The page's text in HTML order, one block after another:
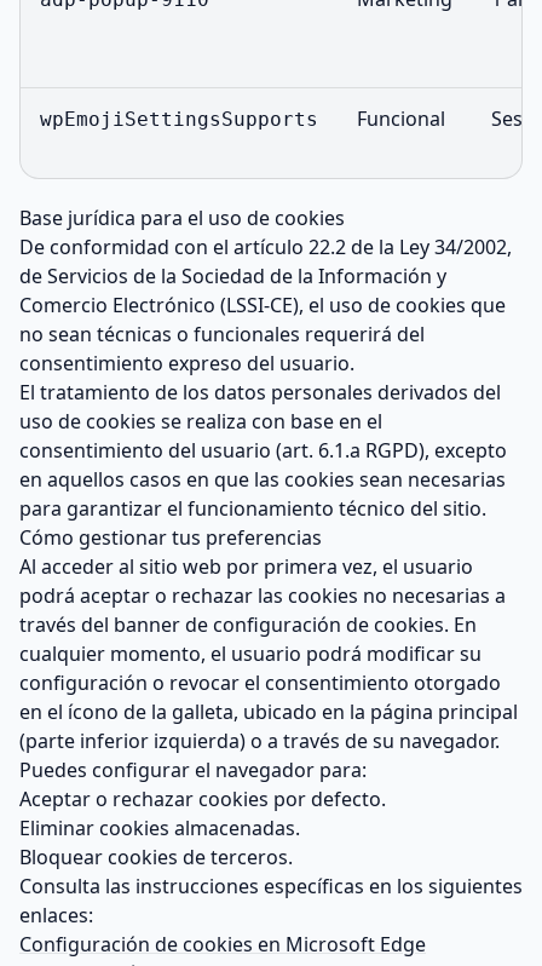
wpEmojiSettingsSupports Funcional
Base jurídica para el uso de cookies
De conformidad con el artículo 22.2 de la Ley 34/2002,
de Servicios de la Sociedad de la Información y
Comercio Electrónico (LSSI-CE), el uso de cookies que
no sean técnicas o funcionales requerirá del
consentimiento expreso del usuario.
El tratamiento de los datos personales derivados del
uso de cookies se realiza con base en el
consentimiento del usuario (art. 6.1.a RGPD), excepto
en aquellos casos en que las cookies sean necesarias
para garantizar el funcionamiento técnico del sitio.
Cómo gestionar tus preferencias
Al acceder al sitio web por primera vez, el usuario
podrá aceptar o rechazar las cookies no necesarias a
través del banner de configuración de cookies. En
cualquier momento, el usuario podrá modificar su
configuración o revocar el consentimiento otorgado
en el ícono de la galleta, ubicado en la página principal
(parte inferior izquierda) o a través de su navegador.
Puedes configurar el navegador para:
Aceptar o rechazar cookies por defecto.
Eliminar cookies almacenadas.
Bloquear cookies de terceros.
Consulta las instrucciones específicas en los siguientes
enlaces:
Configuración de cookies en Microsoft Edge